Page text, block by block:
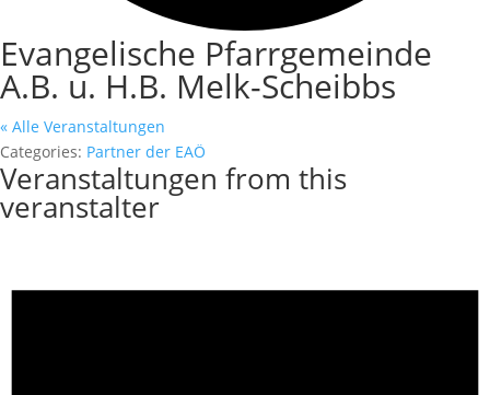
Evangelische Pfarrgemeinde
A.B. u. H.B. Melk-Scheibbs
« Alle Veranstaltungen
Categories: Partner der EAÖ
Veranstaltungen from this
veranstalter